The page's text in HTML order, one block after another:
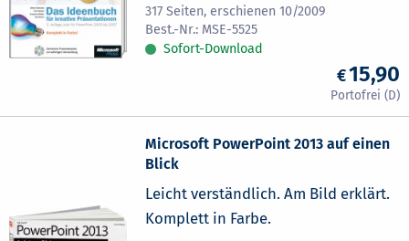
317 Seiten, erschienen 10/2009
MSE-5525
Sofort-Download
15,90
Microsoft PowerPoint 2013 auf einen
Blick
Leicht verständlich. Am Bild erklärt.
Komplett in Farbe.